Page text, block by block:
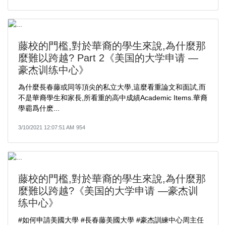
藤校的門檻,對於華裔的學生來說,為什麼那
麼難以跨越? Part 2《美国的大学申请 —
豪杰训练中心》
為什麼長春藤或同等頂尖的私立大學,這麼看重論文和面試,而
不是華裔學生和家長,所看重的高中成績Academic Items.華裔
學霸爲什麽...
3/10/2021 12:07:51 AM 954
藤校的門檻,對於華裔的學生來說,為什麼那
麼難以跨越?《美国的大学申请 —豪杰训
练中心》
#如何申請美國大學​ #長春藤美國大學​ #豪杰訓練中心周主任​